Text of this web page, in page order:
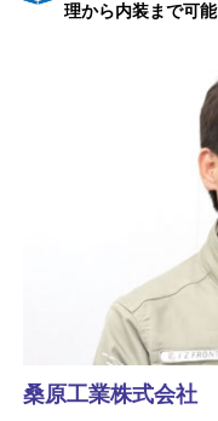
理から内装まで可能
桑原工業株式会社